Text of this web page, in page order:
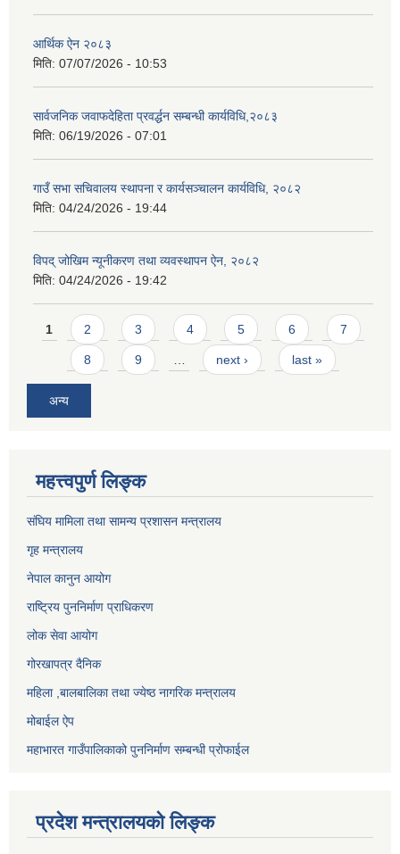
आर्थिक ऐन २०८३
मिति: 07/07/2026 - 10:53
सार्वजनिक जवाफदेहिता प्रवर्द्धन सम्बन्धी कार्यविधि,२०८३
मिति: 06/19/2026 - 07:01
गाउँ सभा सचिवालय स्थापना र कार्यसञ्चालन कार्यविधि, २०८२
मिति: 04/24/2026 - 19:44
विपद् जोखिम न्यूनीकरण तथा व्यवस्थापन ऐन, २०८२
मिति: 04/24/2026 - 19:42
Pages
1 2 3 4 5 6 7
8 9 next › last »
अन्य
महत्त्वपुर्ण लिङ्क
संघिय मामिला तथा सामन्य प्रशासन मन्त्रालय
गृह मन्त्रालय
नेपाल कानुन आयोग
राष्ट्रिय पुननिर्माण प्राधिकरण
लोक सेवा आयोग
गोरखापत्र दैनिक
महिला ,बालबालिका तथा ज्येष्ठ नागरिक मन्त्रालय
मोबाईल ऐप
महाभारत गाउँपालिकाको पुननिर्माण सम्बन्धी प्रोफाईल
प्रदेश मन्त्रालयको लिङ्क